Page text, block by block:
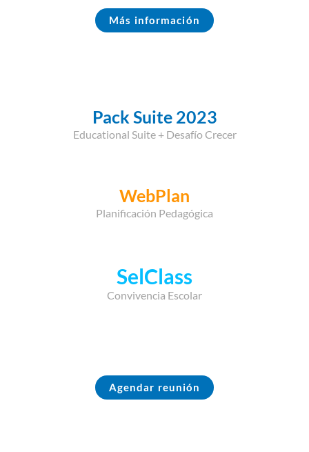
Más información
Pack Suite 2023
Educational Suite + Desafío Crecer
WebPlan
Planificación Pedagógica
SelClass
Convivencia Escolar
Agendar reunión